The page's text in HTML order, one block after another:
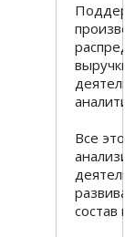
Все
состав